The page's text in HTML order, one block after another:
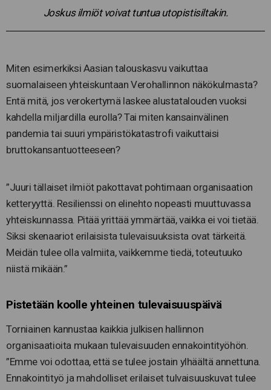
Joskus ilmiöt voivat tuntua utopistisiltakin.
Miten esimerkiksi Aasian talouskasvu vaikuttaa
suomalaiseen yhteiskuntaan Verohallinnon näkökulmasta?
Entä mitä, jos verokertymä laskee alustatalouden vuoksi
kahdella miljardilla eurolla? Tai miten kansainvälinen
pandemia tai suuri ympäristökatastrofi vaikuttaisi
bruttokansantuotteeseen?
”Juuri tällaiset ilmiöt pakottavat pohtimaan organisaation
ketteryyttä. Resilienssi on elinehto nopeasti muuttuvassa
yhteiskunnassa. Pitää yrittää ymmärtää, vaikka ei voi tietää.
Siksi skenaariot erilaisista tulevaisuuksista ovat tärkeitä.
Meidän tulee olla valmiita, vaikkemme tiedä, toteutuuko
niistä mikään.”
Pistetään koolle yhteinen tulevaisuuspäivä
Torniainen kannustaa kaikkia julkisen hallinnon
organisaatioita mukaan tulevaisuuden ennakointityöhön.
”Emme voi odottaa, että se tulee jostain ylhäältä annettuna.
Ennakointityö ja mahdolliset erilaiset tulvaisuuskuvat tulee